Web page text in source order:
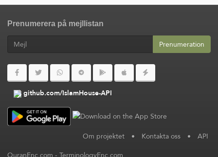
Prenumerera på mejllistan
Prenumeration
github.com/IslamHouse-API
Om projektet • Kontakta oss • API